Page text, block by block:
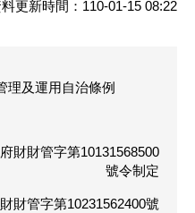
更新時間：110-01-15 08:22
理及運用自治條例
財財管字第10131568500
號令制定
財管字第10231562400號